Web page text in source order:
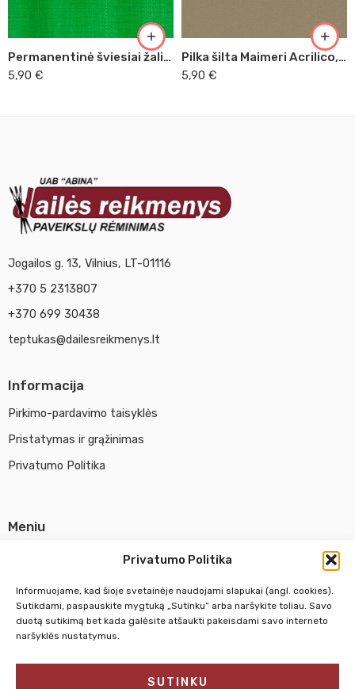
Privatumo Politika
Informuojame, kad šioje svetainėje naudojami slapukai (angl. cookies).
Sutikdami, paspauskite mygtuką „Sutinku“ arba naršykite toliau. Savo
duotą sutikimą bet kada galėsite atšaukti pakeisdami savo interneto
naršyklės nustatymus.
SUTINKU
Permanentinė šviesiai žalia Maimeri Acrilico, 200 ml (339)
5,90 €
Pilka šilta Maimeri Acrilico, 200 ml (507)
5,90 €
Jogailos g. 13, Vilnius, LT-01116
+370 5 2313807
+370 699 30438
teptukas@dailesreikmenys.lt
Informacija
Pirkimo-pardavimo taisyklės
Pristatymas ir grąžinimas
Privatumo Politika
Meniu
Susisiekti su mumis